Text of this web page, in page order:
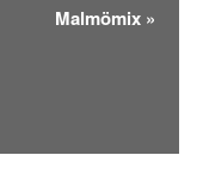
Malmömix »